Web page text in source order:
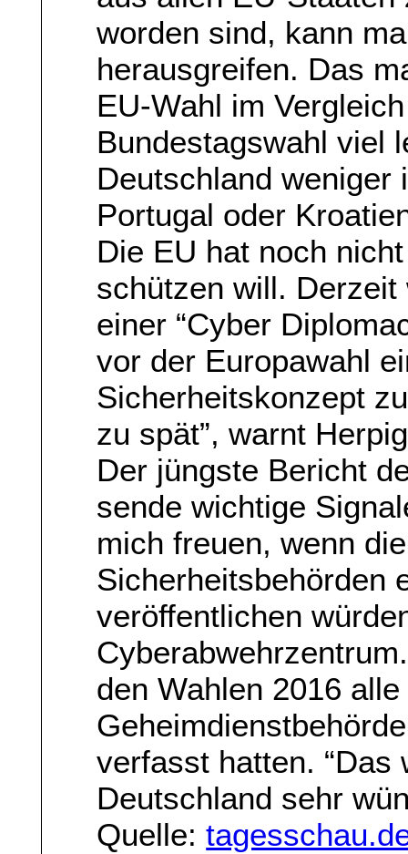
worden sind, kann
herausgreifen. Das
EU-Wahl im
Bundestagswahl viel
Deutschland weniger
Portugal oder
Die EU hat noch
schützen will.
einer “Cyber
vor der Europawahl
Sicherheitskonzept
zu spät”, warnt
Der jüngste Bericht
sende wichtige
mich freuen, wenn
Sicherheitsbehörden
veröffentlichen
den Wahlen 2016
verfasst hatten. “Das
Deutschland sehr
Quelle: